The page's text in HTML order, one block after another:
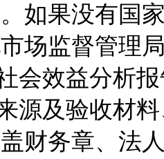
如果没有国
场监督管理
会效益分析
源及验收材
财务章、法